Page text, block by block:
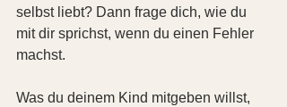
selbst liebt? Dann frage dich, wie du
mit dir sprichst, wenn du einen Fehler
machst.
Was du deinem Kind mitgeben willst,